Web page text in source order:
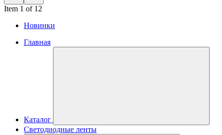
Item 1 of 12
Новинки
Главная
Каталог
Светодиодные ленты